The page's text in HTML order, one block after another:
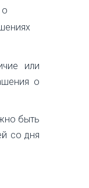
о
или
о
быть
со дня